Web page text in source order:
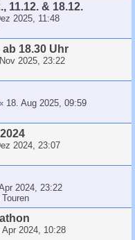
11.12. & 18.12.
2025, 11:48
18.30 Uhr
2025, 23:22
18. Aug 2025, 09:59
2024, 23:07
2024, 23:22
Apr 2024, 10:28